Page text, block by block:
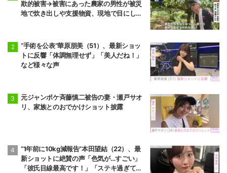
欺的被害→被害にあった農家の男性が被災
地で炊き出しや支援物資、現地で目にし
“手術を公表”華原朋美（51）、最新ショッ
トに反響「体調無理せず」「美人だね！」
など様々な声
元ジャンポケ斉藤慎二被告の妻・瀬戸サオ
リ、家族とのおでかけショット披露
“1年前に10kg減報告”本田望結（22）、最
新ショットに絶賛の声「色気が…すごい」
「彼氏目線最高です！」「ステキ過ぎて罪